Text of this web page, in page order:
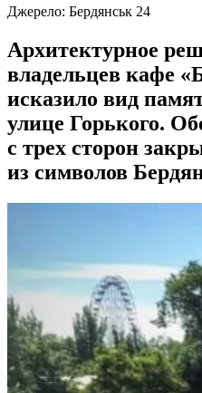
Джерело: Бердянськ 24
Архитектурное
владельцев кафе
исказило вид
улице Горького.
с трех сторон
из символов